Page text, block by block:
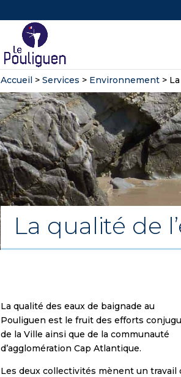
Accueil >Services > Environnement >
La qualité de
La qualité des eaux de baignade au
Pouliguen est le fruit des efforts
de la Ville ainsi que de la communauté
d’agglomération Cap Atlantique.
Les deux collectivités mènent un travail